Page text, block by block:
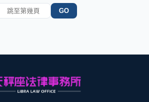
GO